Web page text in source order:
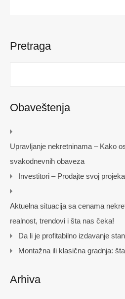
Pretraga
Obaveštenja
Upravljanje nekretninama – Kako
svakodnevnih obaveza
Investitori – Prodajte svoj
Aktuelna situacija sa cenama
realnost, trendovi i šta nas čeka!
Da li je profitabilno izdavanje
Montažna ili klasična gradnja:
Arhiva